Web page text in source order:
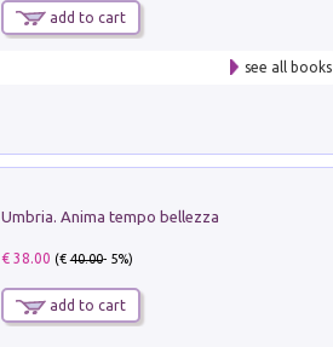
add to cart
see all books
Umbria. Anima tempo bellezza
€ 38.00 (€40.00- 5%)
add to cart